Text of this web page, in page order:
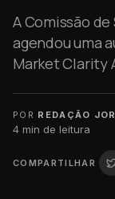
A Comissão
agendou uma
Market Clarity
POR REDAÇÃO
4 min de leitura
COMPARTILHAR